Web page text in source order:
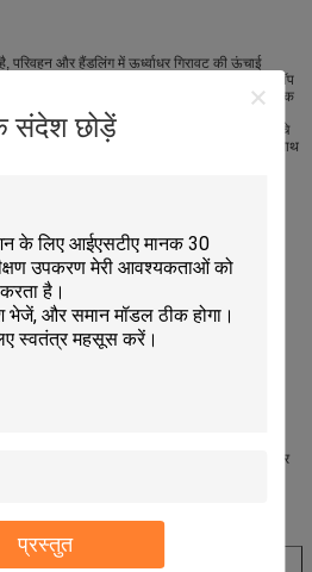
संदेश छोड़ें
प्रस्तुत
परिवहन और हैंडलिंग में ऊर्ध्वाधर गिरावट की ऊंचाई
मानक मुक्त ड्रॉपटेस्ट उपकरण अपेक्षाकृत कम है. यह ड्रॉप
लिए प्रयोग किया जाता है. शून्य ऊंचाई ड्रॉप परीक्षक एक
में माउंटिंग का उपयोग. नमूना जगह संतुलन के रूप में
परीक्षण करते समय, ब्रैकेट नमूना से पहले उच्च गति नीचे
करने के लिए आवश्यक है कि ब्रैकेट नमूना के साथ
ऊंचाई सीमा 2 है.54 सेमी-120 सेमी।
और विश्वसनीयता;
पूरा करने के लिए उठाने की ऊंचाई को मनमाने ढंग से
उठाने के संचालन के लिए डबल रेल मार्गदर्शन
नमूने की सतह, किनारे और कोनों के लिए clamping
करने के लिए समतल संगमरमर या कंक्रीट की जमीन पर